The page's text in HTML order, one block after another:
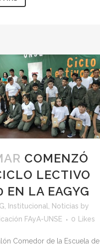
COMENZÓ
LECTIVO
EN LA EAGYG
, Institucional, Noticias by
FAyA-UNSE
0 Likes
Comedor de la Escuela de